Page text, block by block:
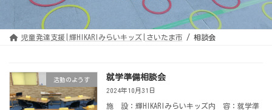
児童発達支援|輝HIKARIみらいキッズ|さいたま市 相談会
活動のようす 就学準備相談会
2024年10月31日
施 設：輝HIKARIみらいキッズ内 容：就学準